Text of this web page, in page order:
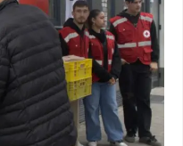
HUMANITARE
HUMANE
E STEMËS